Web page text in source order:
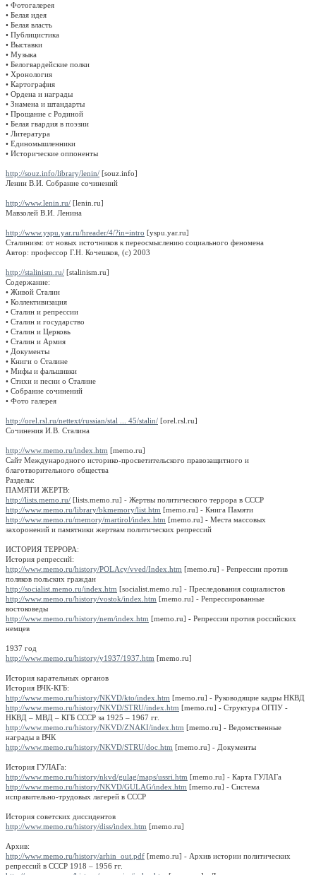
• Фотогалерея
• Белая идея
• Белая власть
• Публицистика
• Выставки
• Музыка
• Белогвардейские полки
• Хронология
• Картография
• Ордена и награды
• Знамена и штандарты
• Прощание с Родиной
• Белая гвардия в поэзии
• Литература
• Единомышленники
• Исторические оппоненты
http://souz.info/library/lenin/ [souz.info]
Ленин В.И. Собрание сочинений
http://www.lenin.ru/ [lenin.ru]
Мавзолей В.И. Ленина
http://www.yspu.yar.ru/hreader/4/?in=intro [yspu.yar.ru]
Сталинизм: от новых источников к переосмыслению социального феномена
Автор: профессор Г.Н. Кочешков, (c) 2003
http://stalinism.ru/ [stalinism.ru]
Содержание:
• Живой Сталин
• Коллективизация
• Сталин и репрессии
• Сталин и государство
• Сталин и Церковь
• Сталин и Армия
• Документы
• Книги о Сталине
• Мифы и фальшивки
• Стихи и песни о Сталине
• Собрание сочинений
• Фото галерея
http://orel.rsl.ru/nettext/russian/stal ... 45/stalin/ [orel.rsl.ru]
Сочинения И.В. Сталина
http://www.memo.ru/index.htm [memo.ru]
Сайт Международного историко-просветительского правозащитного и
благотворительного общества
Разделы:
ПАМЯТИ ЖЕРТВ:
http://lists.memo.ru/ [lists.memo.ru] - Жертвы политического террора в СССР
http://www.memo.ru/library/bkmemory/list.htm [memo.ru] - Книга Памяти
http://www.memo.ru/memory/martirol/index.htm [memo.ru] - Места массовых
захоронений и памятники жертвам политических репрессий
ИСТОРИЯ ТЕРРОРА:
История репрессий:
http://www.memo.ru/history/POLAcy/vved/Index.htm [memo.ru] - Репрессии против
поляков польских граждан
http://socialist.memo.ru/index.htm [socialist.memo.ru] - Преследования социалистов
http://www.memo.ru/history/vostok/index.htm [memo.ru] - Репрессированные
востоковеды
http://www.memo.ru/history/nem/index.htm [memo.ru] - Репрессии против российских
немцев
1937 год
http://www.memo.ru/history/y1937/1937.htm [memo.ru]
История карательных органов
История ВЧК-КГБ:
http://www.memo.ru/history/NKVD/kto/index.htm [memo.ru] - Руководящие кадры НКВД
http://www.memo.ru/history/NKVD/STRU/index.htm [memo.ru] - Структура ОГПУ -
НКВД – МВД – КГБ СССР за 1925 – 1967 гг.
http://www.memo.ru/history/NKVD/ZNAKI/index.htm [memo.ru] - Ведомственные
награды в ВЧК
http://www.memo.ru/history/NKVD/STRU/doc.htm [memo.ru] - Документы
История ГУЛАГа:
http://www.memo.ru/history/nkvd/gulag/maps/ussri.htm [memo.ru] - Карта ГУЛАГа
http://www.memo.ru/history/NKVD/GULAG/index.htm [memo.ru] - Система
исправительно-трудовых лагерей в СССР
История советских диссидентов
http://www.memo.ru/history/diss/index.htm [memo.ru]
Архив:
http://www.memo.ru/history/arhin_out.pdf [memo.ru] - Архив истории политических
репрессий в СССР 1918 – 1956 гг.